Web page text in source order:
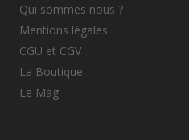
Qui sommes nous ?
Mentions légales
CGU et CGV
La Boutique
Le Mag